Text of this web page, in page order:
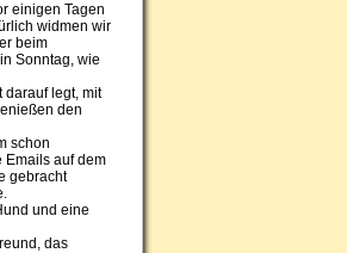
einigen Tagen
widmen wir
beim
Sonntag, wie
darauf legt, mit
den
schon
Emails auf dem
gebracht
und eine
das